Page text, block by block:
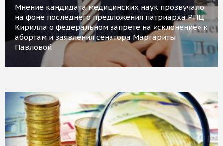
Мнение кандидата медицинских наук прозвучало
на фоне последнего предложения патриарха РПЦ
Кирилла о федеральном запрете на «склонение» к
абортам и заявления сенатора Маргариты
Павловой